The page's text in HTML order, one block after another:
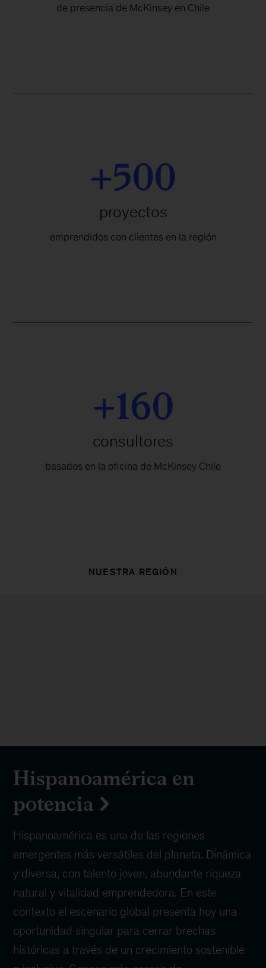
de presencia de McKinsey en Chile
+500
proyectos
emprendidos con clientes en la región
+160
consultores
basados en la oficina de McKinsey Chile
NUESTRA REGIÓN
Hispanoamérica en
potencia
Hispanoamérica es una de las regiones
emergentes más versátiles del planeta. Dinámica
y diversa, con talento joven, abundante riqueza
natural y vitalidad emprendedora. En este
contexto el escenario global presenta hoy una
oportunidad singular para cerrar brechas
históricas a través de un crecimiento sostenible